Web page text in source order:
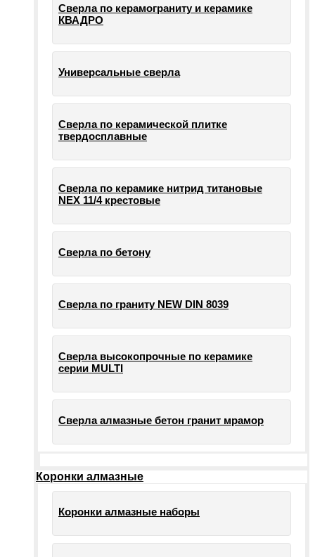
Сверла по керамограниту и керамике
КВАДРО
Универсальные сверла
Сверла по керамической плитке
твердосплавные
Сверла по керамике нитрид титановые
NEX 11/4 крестовые
Сверла по бетону
Сверла по граниту NEW DIN 8039
Сверла высокопрочные по керамике
серии MULTI
Сверла алмазные бетон гранит мрамор
Коронки алмазные
Коронки алмазные наборы